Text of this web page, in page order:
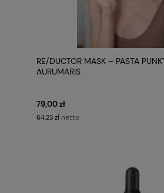
RE/DUCTOR MASK – PASTA
AURUMARIS
79,00 zł
64,23 zł netto